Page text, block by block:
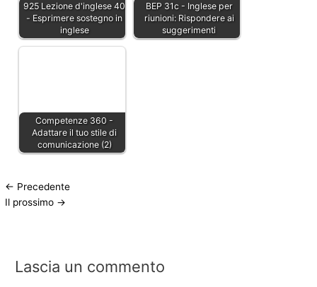
925 Lezione d'inglese 40
- Esprimere sostegno in
inglese
BEP 31c - Inglese per
riunioni: Rispondere ai
suggerimenti
Competenze 360 -
Adattare il tuo stile di
comunicazione (2)
← Precedente
Il prossimo →
Lascia un commento